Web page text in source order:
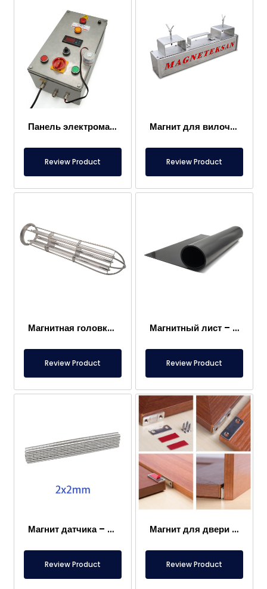
Панель электромагнита
Review Product
Магнит для вилочного погрузчика – Полностью из нержавеющей стали – Эффективное расстояние 10 см – Легкое высвобождение с ручкой
Review Product
Магнитная головка мешочного фильтра
Review Product
Магнитный лист – Для пола – Безопасный для пищевых продуктов
Review Product
Магнит датчика – 2×2 мм
Review Product
Магнит для двери каравана
Review Product